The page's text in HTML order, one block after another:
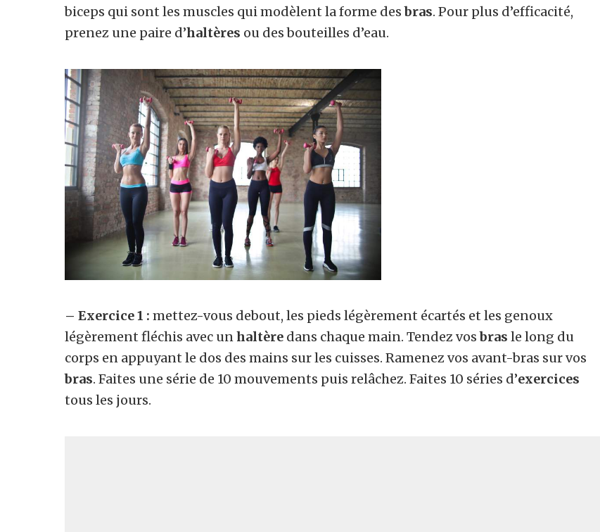
biceps qui sont les muscles qui modèlent la forme desbras. Pour plus d’efficacité,
prenez une paire d’haltères ou des bouteilles d’eau.
– Exercice 1 : mettez-vous debout, les pieds légèrement écartés et les genoux
légèrement fléchis avec unhaltère dans chaque main. Tendez vosbras le long du
corps en appuyant le dos des mains sur les cuisses. Ramenez vos avant-bras sur vos
bras. Faites une série de 10 mouvements puis relâchez. Faites 10 séries d’exercices
tous les jours.